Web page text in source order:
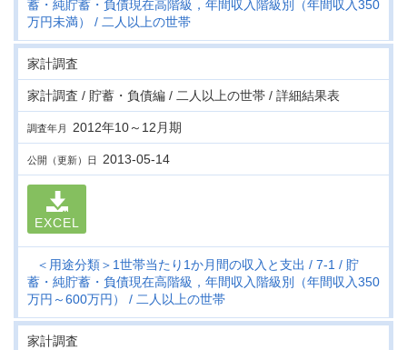
蓄・純貯蓄・負債現在高階級，年間収入階級別（年間収入350
万円未満）
二人以上の世帯
家計調査
家計調査 / 貯蓄・負債編 / 二人以上の世帯 / 詳細結果表
調査年月 2012年10～12月期
公開（更新）日 2013-05-14
EXCEL
＜用途分類＞1世帯当たり1か月間の収入と支出 7-1
貯
蓄・純貯蓄・負債現在高階級，年間収入階級別（年間収入350
万円～600万円）
二人以上の世帯
家計調査